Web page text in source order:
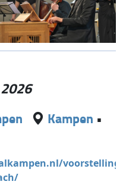
Kampen •